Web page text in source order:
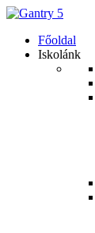
Főoldal
Iskolánk